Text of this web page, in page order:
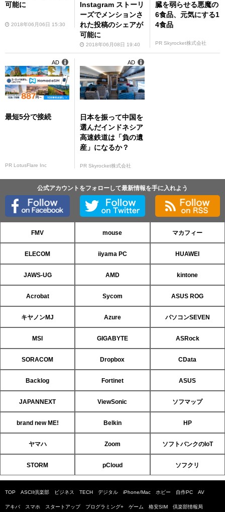
可能に
2018年06月06日 15:30
Instagram ストーリ
ーズでメンションさ
れた投稿のシェアが
可能に
2018年06月08日 19:40
臓を弱らせる悪魔の
6食品、元気にする1
4食品
PR Skyrocket株式会社
最短5分で接続
PR LotusFlare Inc
AD
日本を振って中国を
選んだインドネシア
高速鉄道は「負の遺
産」になるか？
PR Skyrocket株式会社
AD
公式アカウントをフォローして最新情報を手に入れよう
FMV mouse マカフィー
ELECOM iiyama PC HUAWEI
JAWS-UG AMD kintone
Acrobat Sycom ASUS ROG
キヤノンMJ Azure パソコンSEVEN
MSI GIGABYTE ASRock
SORACOM Dropbox CData
Backlog Fortinet ASUS
JAPANNEXT ViewSonic ソフマップ
brand new ME! Belkin HP
ヤマハ Zoom ソフトバンクのIoT
STORM pCloud ソフクリ
TOP ASCII倶楽部 ビジネス TECH デジタル iPhone/Mac ホビー 自作PC AV
アキバ スマホ スタートアップ プログラミング+ ゲーム 格安SIM 倶楽部情報局